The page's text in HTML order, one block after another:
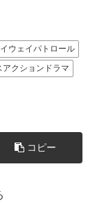
ウェイパトロール
アクションドラマ
コピー